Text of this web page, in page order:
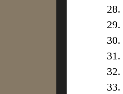
28.
29.
30.
31.
32.
33.